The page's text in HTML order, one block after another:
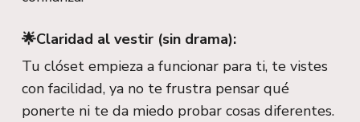
🌟Claridad al vestir (sin drama):
Tu clóset empieza a funcionar para ti, te vistes
con facilidad, ya no te frustra pensar qué
ponerte ni te da miedo probar cosas diferentes.